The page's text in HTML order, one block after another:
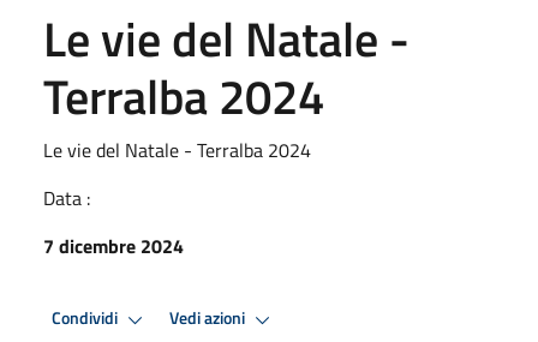
Le vie del Natale -
Terralba 2024
Le vie del Natale - Terralba 2024
Data :
7 dicembre 2024
Condividi Vedi azioni